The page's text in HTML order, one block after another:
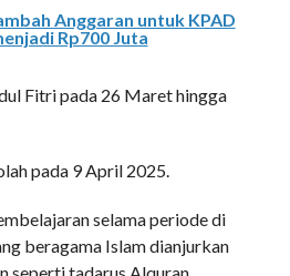
Anggaran untuk KPAD
Rp700 Juta
Fitri pada 26 Maret hingga
pada 9 April 2025.
selama periode di
beragama Islam dianjurkan